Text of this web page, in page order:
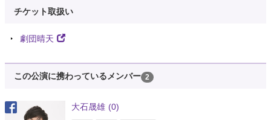
チケット取扱い
劇団晴天
この公演に携わっているメンバー 2
大石晟雄 (0)